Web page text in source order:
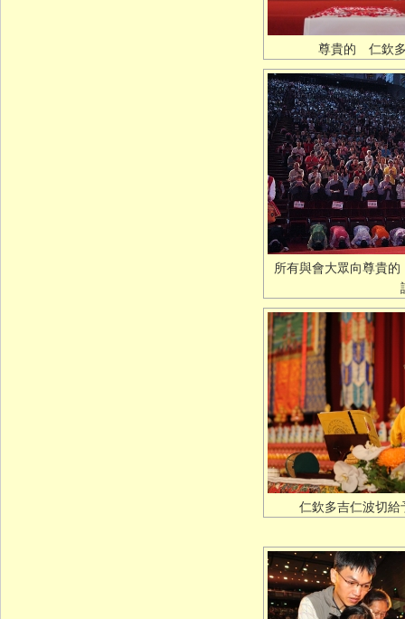
尊貴的 仁欽
所有與會大眾向尊貴
仁欽多吉仁波切